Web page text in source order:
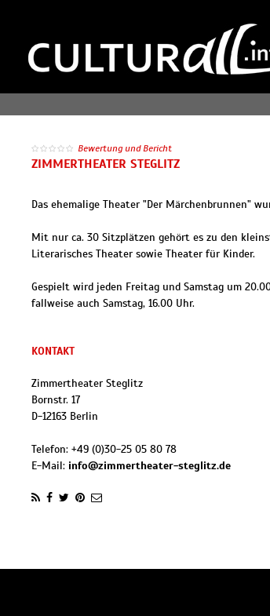
Bewertung und Bericht
ZIMMERTHEATER STEGLITZ
Das ehemalige Theater "Der Märchenbrunnen"
Mit nur ca. 30 Sitzplätzen gehört es zu den
Literarisches Theater sowie Theater für Kinder.
Gespielt wird jeden Freitag und Samstag um
fallweise auch Samstag, 16.00 Uhr.
KONTAKT
Zimmertheater Steglitz
Bornstr. 17
D-12163 Berlin
Telefon: +49 (0)30-25 05 80 78
E-Mail: info@zimmertheater-steglitz.de